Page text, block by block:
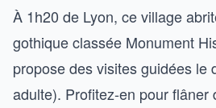
À 1h20 de Lyon, ce village
gothique classée Monument
propose des visites guidées le
adulte). Profitez-en pour flâner